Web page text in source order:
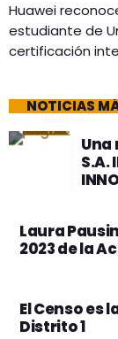
Huawei
estudiante de
certificación
NOTICIAS
Una
S.A.
Laura
2023 de la
El Censo es
Distrito 1